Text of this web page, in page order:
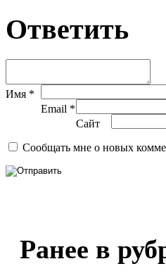
Ответить
Имя *
Email *
Сайт
Сообщать мне о новых
Ранее в